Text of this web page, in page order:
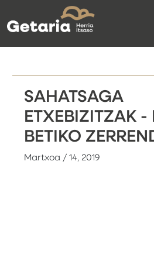
SAHATSAGA
ETXEBIZITZAK -
BETIKO
Martxoa / 14, 2019